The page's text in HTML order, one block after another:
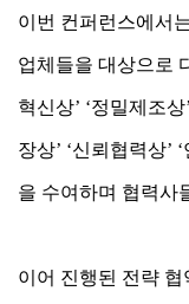
이번 컨퍼런스에서
업체들을 대상으로
혁신상’ ‘정밀제조상
장상’ ‘신뢰협력상’
을 수여하며 협력사
이어 진행된 전략